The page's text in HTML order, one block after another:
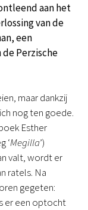
aan het
van de
een
Perzische
maar dankzij
nog ten goede.
Esther
‘Megilla’)
valt, wordt er
ratels. Na
gegeten:
er een optocht